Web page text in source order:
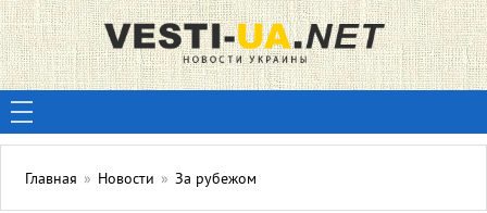
Главная » Новости » За рубежом